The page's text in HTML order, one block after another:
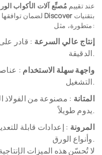
عند تقييم مُصنِّع آلات الأكواب
Discoverبتقنيات
متطورة، مثل:
إنتاج عالي السرعة
الدقيقة.
واجهة سهلة الاستخدام :
التشغيل.
المتانة : مصنوعة من الفولاذ
يدوم طويلاً.
المرونة : إعدادات قابلة
وأنواع الورق.
لا تُحسّن هذه الميزات